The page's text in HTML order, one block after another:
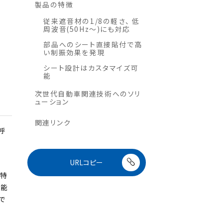
製品の特徴
従来遮音材の1/8の軽さ、 低
周波音(50Hz～)にも対応
部品へのシート直接貼付で高
い制振効果を発現
シート設計はカスタマイズ可
能
次世代自動車関連技術へのソリ
ューション
関連リンク
URLコピー